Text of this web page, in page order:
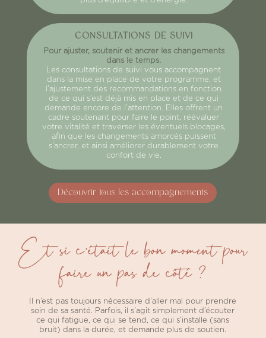
CONSULTATIONS DE SUIVI
Pour ajuster, soutenir et ancrer les changements
dans le temps.
Les consultations de suivi vous accompagnent
dans la mise en place de votre programme, et
l’ajustement des recommandations en fonction
de ce qui s’est déjà mis en place et de ce qui
demande encore de l’attention. Elles offrent un
cadre soutenant pour faire le point, réévaluer
votre vitalité et traverser les éventuels blocages,
afin que les changements amorcés puissent
s’ancrer, et ainsi améliorer durablement votre
confort de vie.
Découvrir tous les accompagnements
Et si c’était le bon moment pour
faire un pas de côté ?
Il n’est pas toujours nécessaire d’aller mal pour prendre
soin de sa santé. Parfois, il s’agit simplement d’écouter
ce qui fatigue, ce qui se tend, ce qui s’installe (sans
bruit) dans la durée, et demande plus de soutien.